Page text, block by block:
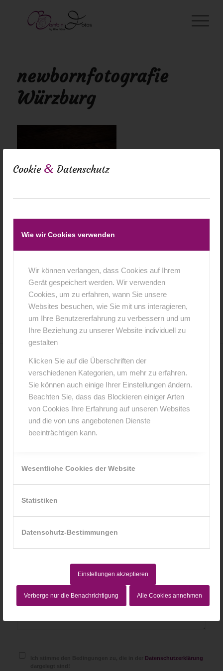
Cookie & Datenschutz
Wie wir Cookies verwenden
Wir können verlangen, dass Cookies auf Ihrem
Gerät gespeichert werden. Wir verwenden
Cookies, um zu erfahren, wann Sie unsere
Websites besuchen, wie Sie mit uns interagieren,
um Ihre Benutzererfahrung zu verbessern und um
Ihre Beziehung zu unserer Website individuell zu
gestalten
Klicken Sie auf die Überschriften der
verschiedenen Kategorien, um mehr zu erfahren.
Sie können auch einige Ihrer Einstellungen ändern.
Beachten Sie, dass das Blockieren einiger Arten
von Cookies Ihre Erfahrung auf unseren Websites
und die von uns angebotenen Dienste
beeinträchtigen kann.
Wesentliche Cookies der Website
Statistiken
Datenschutz-Bestimmungen
Einstellungen akzeptieren
Verberge nur die Benachrichtigung Alle Cookies annehmen
newbornfotografie
Würzburg
16. Februar 2016 0 Kommentare von anja
0
KOMMENTARE
Hinterlasse einen Kommentar
Hinterlasse uns deinen Kommentar!
Datenschutzerklärung